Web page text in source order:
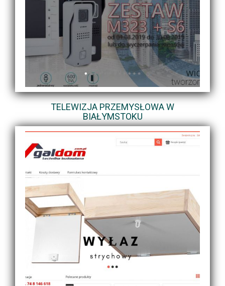
TELEWIZJA PRZEMYSŁOWA W
BIAŁYMSTOKU